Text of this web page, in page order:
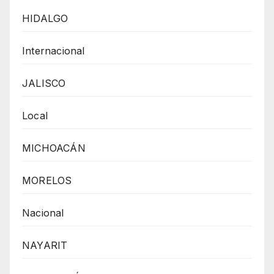
HIDALGO
Internacional
JALISCO
Local
MICHOACÁN
MORELOS
Nacional
NAYARIT